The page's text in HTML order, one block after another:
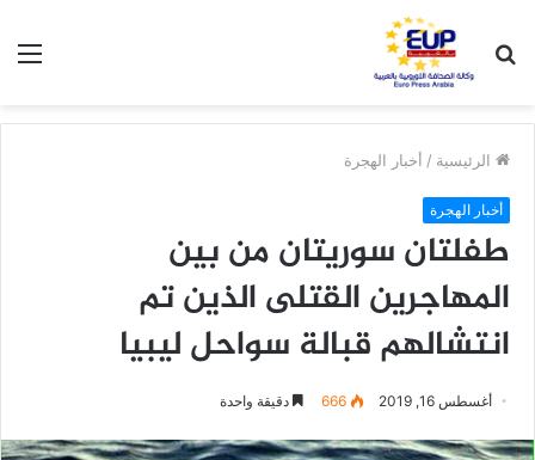
عن
الرئيسية / أخبار الهجرة
أخبار الهجرة
طفلتان سوريتان من بين
المهاجرين القتلى الذين تم
انتشالهم قبالة سواحل ليبيا
أغسطس 16, 2019 666 دقيقة واحدة